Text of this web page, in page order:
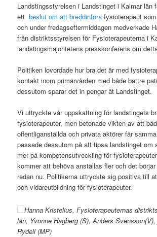
Landstingsstyrelsen i Landstinget i Kalmar län
ett beslut om att breddinföra fysioterapeut
och under fredagseftermiddagen medverkade
från distriktsstyrelsen för Fysioterapeuterna i
landstingsmajoritetens presskonferens om
Politiken lovordade hur bra det är med
kontakt inom primärvården med både bättre
dessutom sparar det in pengar åt Landstinget.
Vi uttryckte vår uppskattning för landstingets
fysioterapeuter, men betonade vikten av att
offentliganställda och privata aktörer får
passade dessutom på att tipsa landstinget om
mer på kompetensutveckling för
kommer att behöva anställas fler och det
redan nu. Politikerna uttryckte sig positiva till
och vidareutbildning för fysioterapeuter.
Hanna Kristelius, Fysioterapeuternas
län, Yvonne Hagberg (S), Anders
Rydell (MP)